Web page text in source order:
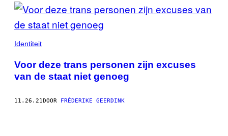
POSTS
BY
THIS
AUTHOR
Identiteit
Voor deze trans personen zijn excuses
van de staat niet genoeg
11.26.21DOOR FRÉDERIKE GEERDINK